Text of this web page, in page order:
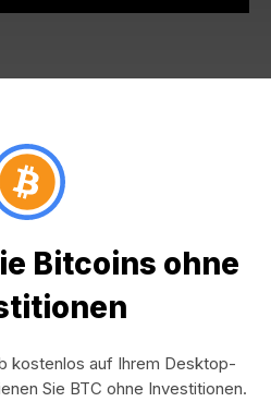
Bitcoins ohne
kostenlos auf Ihrem Desktop-
Sie BTC ohne Investitionen.